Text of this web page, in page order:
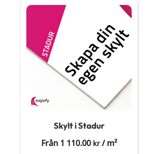
Skylt i Stadur
Från 1 110.00 kr/m²